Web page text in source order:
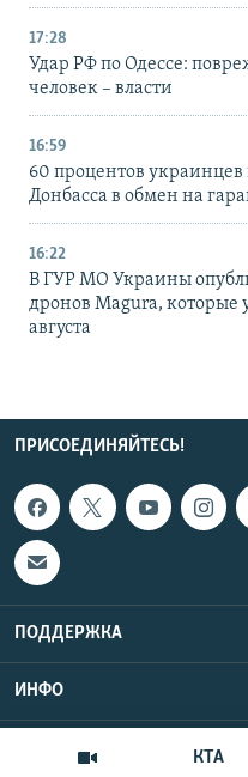
КТА
17:28
Удар РФ по Одессе:
человек – власти
16:59
60 процентов
Донбасса в обмен на
16:22
В ГУР МО Украины
дронов Magura, которые
августа
ПРИСОЕДИНЯЙТЕСЬ!
ПОДДЕРЖКА
ИНФО
Copyright
UTC+3